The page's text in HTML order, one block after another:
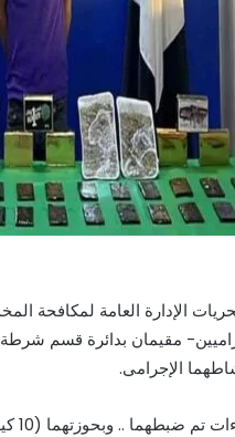
الإدارة العامة لمكافحة
مقيمان بدائرة قسم شرطة
الإجرامى.